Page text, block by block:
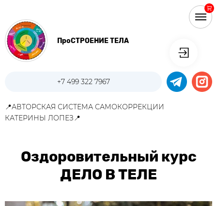
ПроСТРОЕНИЕ ТЕЛА
+7 499 322 7967
📍АВТОРСКАЯ СИСТЕМА САМОКОРРЕКЦИИ
КАТЕРИНЫ ЛОПЕЗ📍
Оздоровительный курс
ДЕЛО В ТЕЛЕ